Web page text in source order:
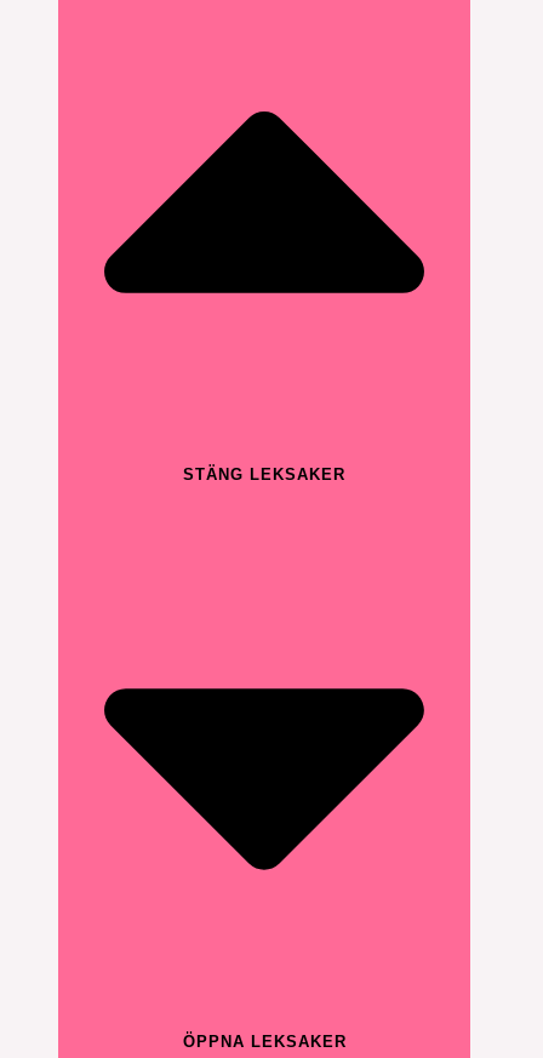
STÄNG LEKSAKER
ÖPPNA LEKSAKER